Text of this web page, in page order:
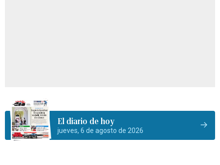
El diario de hoy
jueves, 6 de agosto de 2026